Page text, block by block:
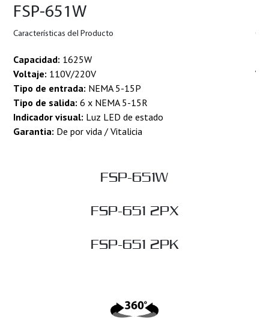
FSP-651W
Características del Producto
Capacidad: 1625W
Voltaje: 110V/220V
Tipo de entrada: NEMA 5-15P
Tipo de salida:6 x NEMA 5-15R
Indicador visual: Luz LED de estado
Garantia: De por vida / Vitalicia
FSP-651W
FSP-651 2PX
FSP-651 2PK